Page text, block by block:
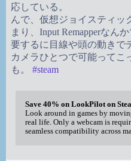
応している。
んで、仮想ジョイスティッ
まり、Input Remapperなん
要するに目線や頭の動きで
カメラひとつで可能ってこ
も。 #steam
Save 40% on LookPilot on
Look around in games by
real life. Only a webcam is
seamless compatibility across